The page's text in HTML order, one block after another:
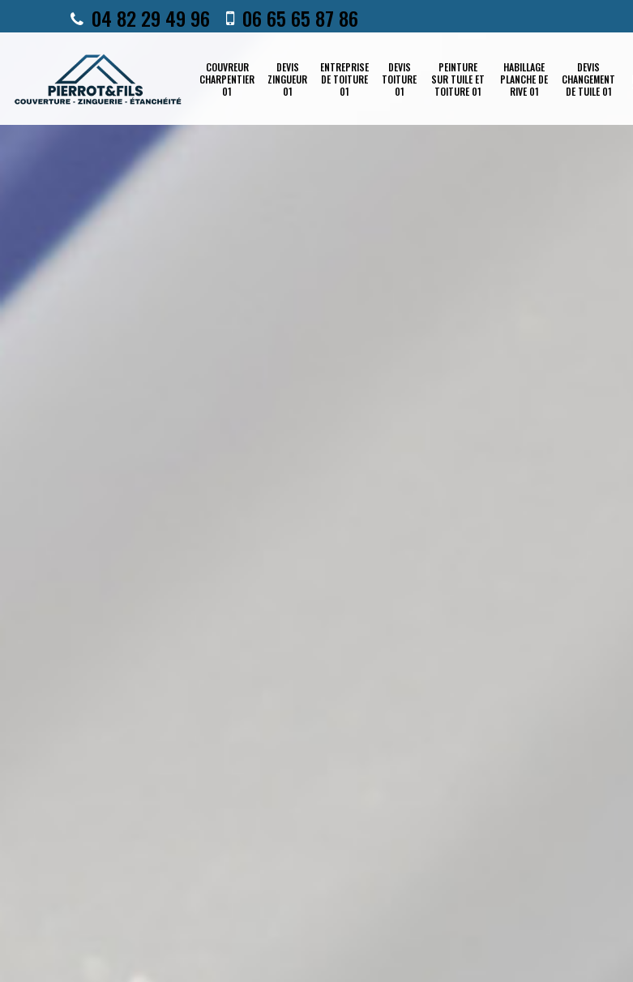
04 82 29 49 96 06 65 65 87 86
COUVREUR
CHARPENTIER
01
DEVIS
ZINGUEUR
01
ENTREPRISE
DE TOITURE
01
DEVIS
TOITURE
01
PEINTURE
SUR TUILE ET
TOITURE 01
HABILLAGE
PLANCHE DE
RIVE 01
DEVIS
CHANGEMENT
DE TUILE 01